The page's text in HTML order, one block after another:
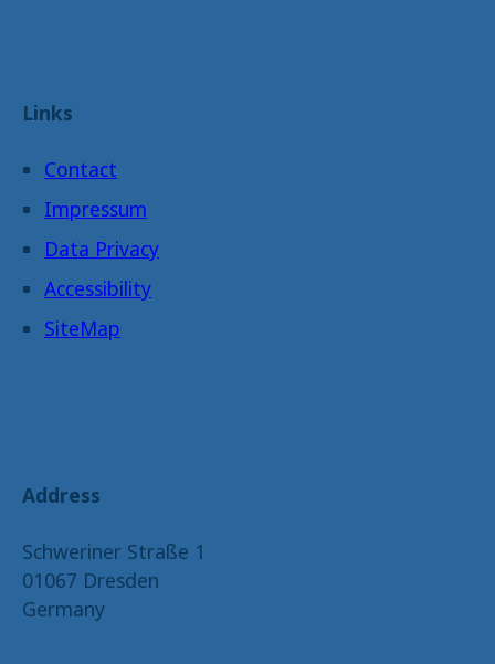
Links
Contact
Impressum
Data Privacy
Accessibility
SiteMap
Address
Schweriner Straße 1
01067 Dresden
Germany